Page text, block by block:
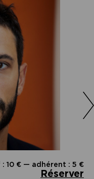
10 € — adhérent : 5 €
Réserver